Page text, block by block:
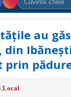
au
din
prin
,Local